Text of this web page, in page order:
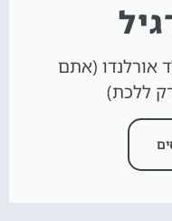
אורלנדו (אתם
ללכת)